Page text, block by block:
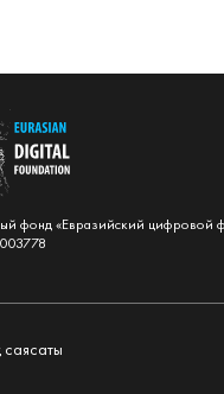
фонд «Евразийский цифровой
саясаты